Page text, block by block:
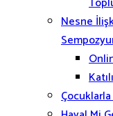
Nesne